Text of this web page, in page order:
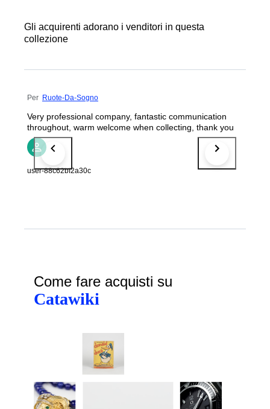
Gli acquirenti adorano i venditori in questa
collezione
Per Ruote-Da-Sogno
Very professional company, fantastic communication
throughout, warm welcome when collecting, thank you
user-88c62bf2a30c
Come fare acquisti su
Catawiki